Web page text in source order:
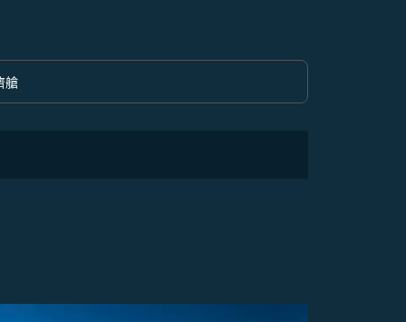
option 經濟艙 Selected
艙